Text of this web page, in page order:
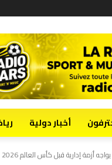
أخبار دولية
أزمة إدارية قبل كأس العالم 2026